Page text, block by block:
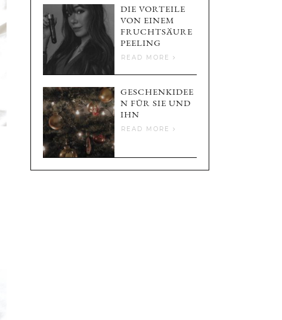
DIE VORTEILE
VON EINEM
FRUCHTSÄURE
PEELING
READ MORE
GESCHENKIDEE
N FÜR SIE UND
IHN
READ MORE